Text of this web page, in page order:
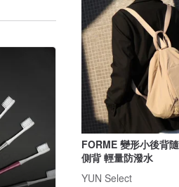
FORME 變形小後背
側背 輕量防潑水
YUN Select